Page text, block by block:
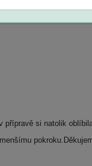
si natolik